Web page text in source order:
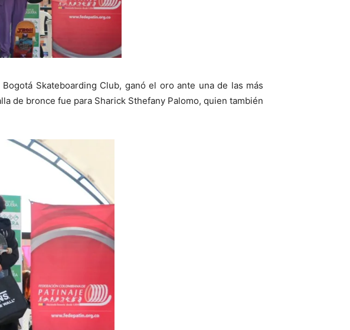
Skateboarding Club, ganó el oro ante una de las más
de bronce fue para Sharick Sthefany Palomo, quien también